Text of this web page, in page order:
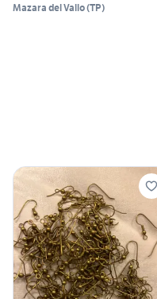
Mazara del Vallo(TP)